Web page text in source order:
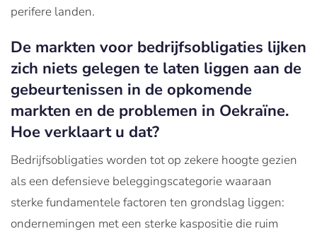
perifere landen.
De markten voor bedrijfsobligaties lijken
zich niets gelegen te laten liggen aan de
gebeurtenissen in de opkomende
markten en de problemen in Oekraïne.
Hoe verklaart u dat?
Bedrijfsobligaties worden tot op zekere hoogte gezien
als een defensieve beleggingscategorie waaraan
sterke fundamentele factoren ten grondslag liggen:
ondernemingen met een sterke kaspositie die ruim